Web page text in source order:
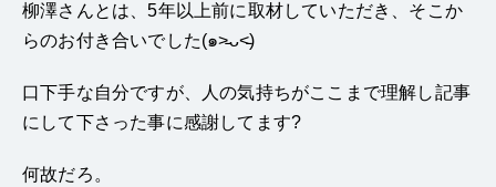
柳澤さんとは、5年以上前に取材していただき、そこか
らのお付き合いでした(๑˃̵ᴗ˂̵)
口下手な自分ですが、人の気持ちがここまで理解し記事
にして下さった事に感謝してます?
何故だろ。